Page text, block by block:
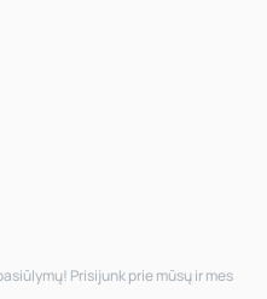
Prisijunk prie mūsų ir mes